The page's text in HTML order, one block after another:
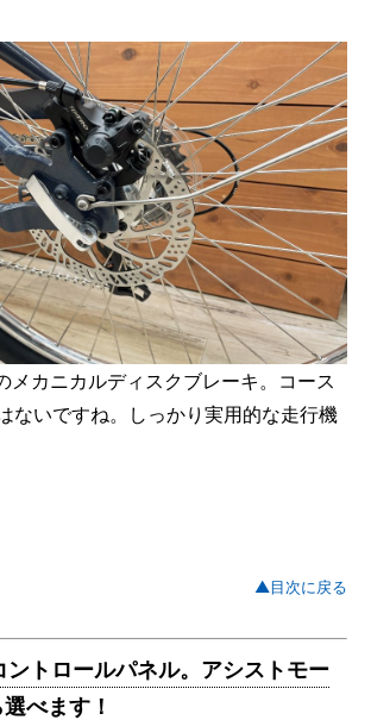
メカニカルディスクブレーキ。コース
ないですね。しっかり実用的な走行機
▲目次に戻る
ントロールパネル。アシストモー
べます！